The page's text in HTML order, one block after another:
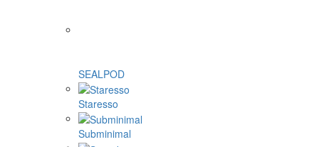
SEALPOD
Staresso
Subminimal